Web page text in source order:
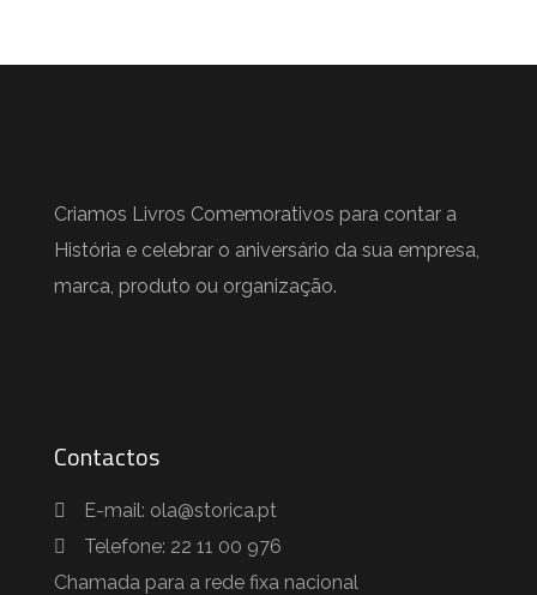
Criamos Livros Comemorativos para contar a
História e celebrar o aniversário da sua empresa,
marca, produto ou organização.
Contactos
E-mail: ola@storica.pt
Telefone: 22 11 00 976
Chamada para a rede fixa nacional